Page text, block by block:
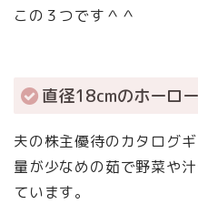
この３つです＾＾
直径18cmのホーロ
夫の株主優待のカタログ
量が少なめの茹で野菜や
ています。